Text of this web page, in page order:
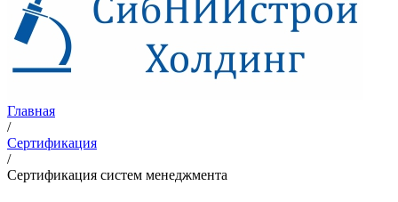
Главная
/
Сертификация
/
Сертификация систем менеджмента